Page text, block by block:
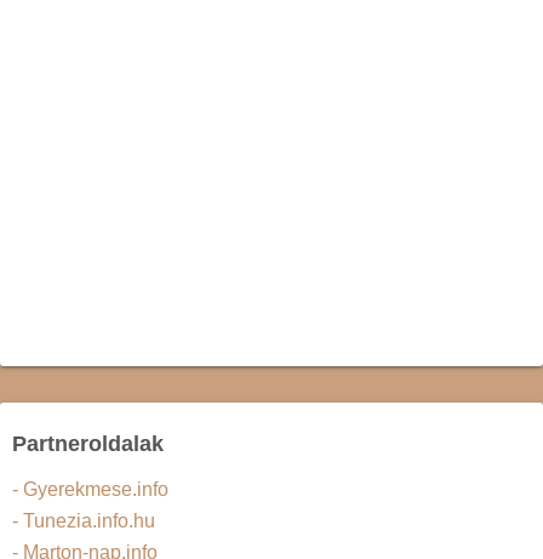
Partneroldalak
- Gyerekmese.info
- Tunezia.info.hu
- Marton-nap.info